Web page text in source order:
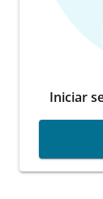
Iniciar